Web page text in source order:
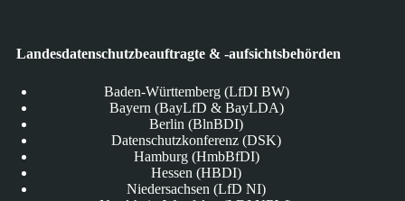
Landesdatenschutzbeauftragte & -aufsichtsbehörden
Baden-Württemberg (LfDI BW)
Bayern (BayLfD & BayLDA)
Berlin (BlnBDI)
Datenschutzkonferenz (DSK)
Hamburg (HmbBfDI)
Hessen (HBDI)
Niedersachsen (LfD NI)